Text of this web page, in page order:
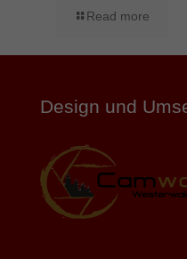
Read more
Design und